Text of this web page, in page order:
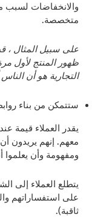
والانخفاضات لسبب
متخصصة.
على سبيل المثال ،
ظهور المنتج لأول
التجارية هو أن
ستتمكن من بناء
يقدر العملاء قيمة
معهم. إنهم يريدون
ومفهومة وأن يعلموا
يتطلع العملاء إلى
على استفساراتهم
ثاقبة).